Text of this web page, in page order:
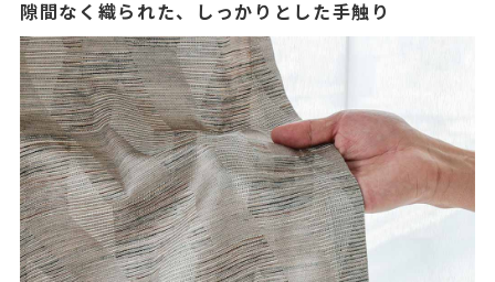
隙間なく織られた、しっかりとした手触り